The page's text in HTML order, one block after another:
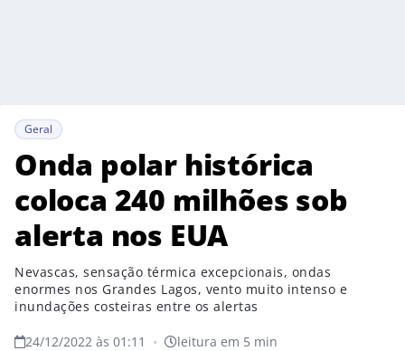
Geral
Onda polar histórica
coloca 240 milhões sob
alerta nos EUA
Nevascas, sensação térmica excepcionais, ondas
enormes nos Grandes Lagos, vento muito intenso e
inundações costeiras entre os alertas
24/12/2022 às 01:11 • leitura em 5 min